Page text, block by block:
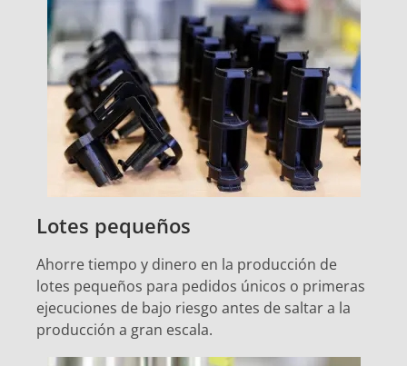
Lotes pequeños
Ahorre tiempo y dinero en la producción de
lotes pequeños para pedidos únicos o primeras
ejecuciones de bajo riesgo antes de saltar a la
producción a gran escala.